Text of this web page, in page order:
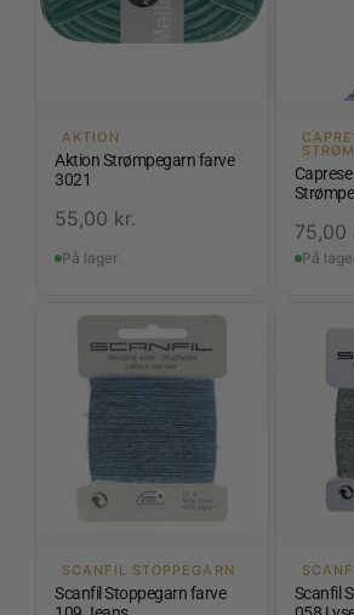
AKTION
Aktion Strømpegarn farve
3021
55,00 kr.
På lager
75,00
På
SCANFIL STOPPEGARN
Scanfil Stoppegarn farve
Scanfil